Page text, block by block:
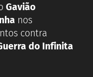
Gavião
nos
contra
do Infinita